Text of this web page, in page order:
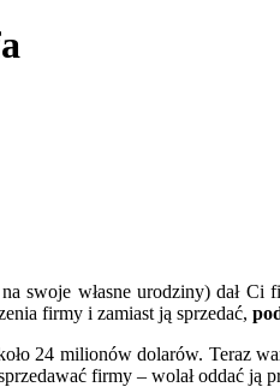
swoje własne urodziny) dał Ci
firmy i zamiast ją sprzedać,
24 milionów dolarów. Teraz
firmy – wolał oddać